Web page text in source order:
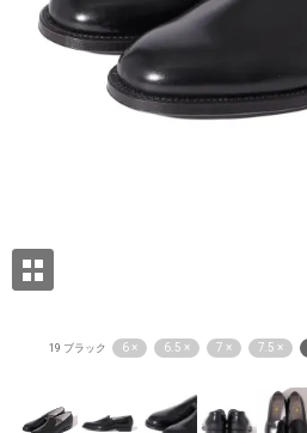
19 ブラック 6 × 6.5 × 7 × 7.5 ×